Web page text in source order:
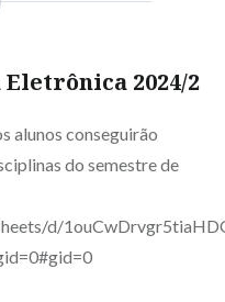
2024/2
alunos conseguirão
do semestre de
d/